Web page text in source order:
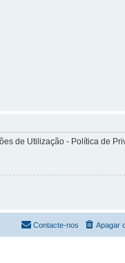
de Utilização - Política de
Apagar
Contacte-nos